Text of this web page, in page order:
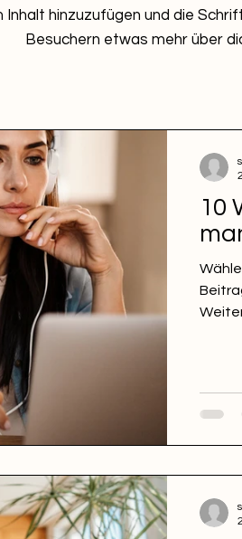
Inhalt hinzuzufügen und die
Besuchern etwas mehr über
10